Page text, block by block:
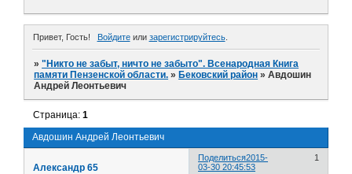
Привет, Гость! Войдитеили зарегистрируйтесь.
»"Никто не забыт, ничто не забыто". Всенародная Книга
памяти Пензенской области. » Бековский район »Авдошин
Андрей Леонтьевич
Авдошин Андрей Леонтьевич
Страница:1
Поделиться 1
2015-
03-30 20:45:53
Александр 65